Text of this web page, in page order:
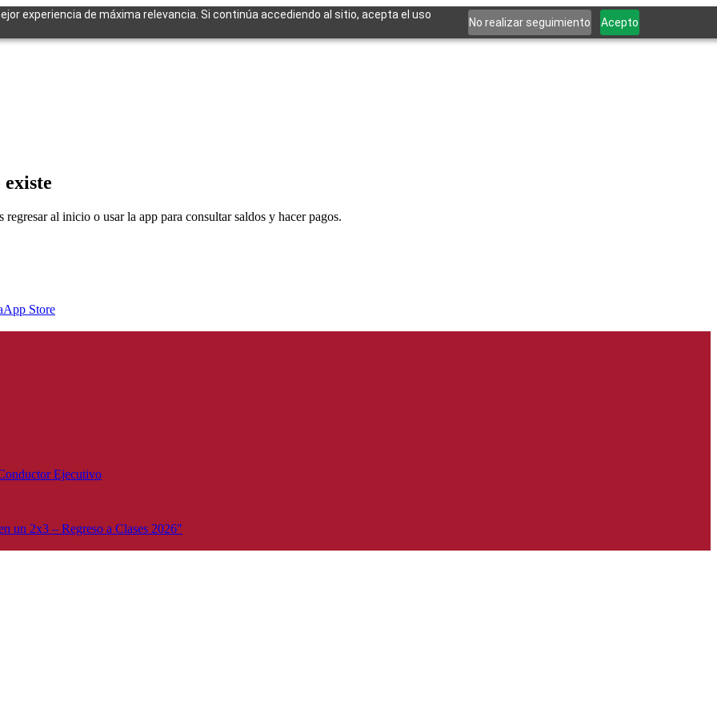
experiencia de máxima relevancia. Si continúa accediendo al sitio, acepta el uso
No realizar seguimiento Acepto
al inicio o usar la app para consultar saldos y hacer pagos.
App Store
Ejecutivo
un 2x3 – Regreso a Clases 2026"